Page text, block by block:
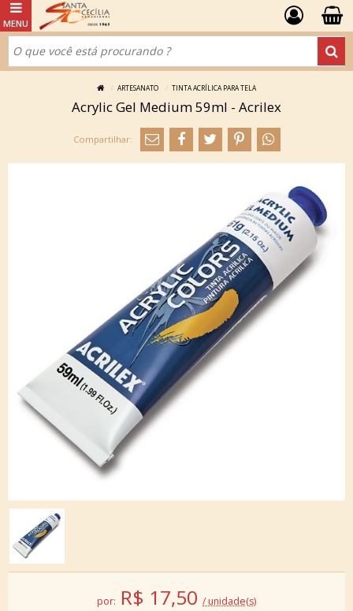
ARTESANATO TINTA ACRÍLICA PARA TELA
Acrylic Gel Medium 59ml - Acrilex
por: R$ 17,50 / unidade(s)